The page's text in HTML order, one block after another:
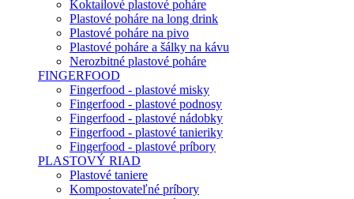
Koktailové plastové poháre
Plastové poháre na long drink
Plastové poháre na pivo
Plastové poháre a šálky na kávu
Nerozbitné plastové poháre
FINGERFOOD
Fingerfood - plastové misky
Fingerfood - plastové podnosy
Fingerfood - plastové nádobky
Fingerfood - plastové tanieriky
Fingerfood - plastové príbory
PLASTOVÝ RIAD
Plastové taniere
Kompostovateľné príbory